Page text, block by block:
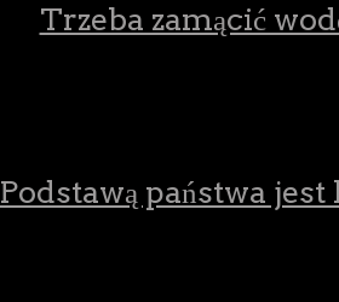
Trzeba zamącić
Podstawą państwa